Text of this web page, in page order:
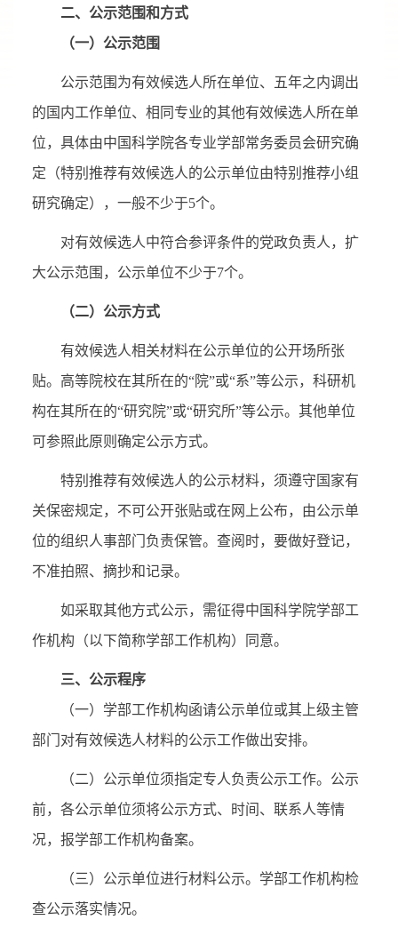
二、公示范围和方式
（一）公示范围
公示范围为有效候选人所在单位、五年之内调出
的国内工作单位、相同专业的其他有效候选人所在单
位，具体由中国科学院各专业学部常务委员会研究确
定（特别推荐有效候选人的公示单位由特别推荐小组
研究确定），一般不少于5个。
对有效候选人中符合参评条件的党政负责人，扩
大公示范围，公示单位不少于7个。
（二）公示方式
有效候选人相关材料在公示单位的公开场所张
贴。高等院校在其所在的“院”或“系”等公示，科研机
构在其所在的“研究院”或“研究所”等公示。其他单位
可参照此原则确定公示方式。
特别推荐有效候选人的公示材料，须遵守国家有
关保密规定，不可公开张贴或在网上公布，由公示单
位的组织人事部门负责保管。查阅时，要做好登记，
不准拍照、摘抄和记录。
如采取其他方式公示，需征得中国科学院学部工
作机构（以下简称学部工作机构）同意。
三、公示程序
（一）学部工作机构函请公示单位或其上级主管
部门对有效候选人材料的公示工作做出安排。
（二）公示单位须指定专人负责公示工作。公示
前，各公示单位须将公示方式、时间、联系人等情
况，报学部工作机构备案。
（三）公示单位进行材料公示。学部工作机构检
查公示落实情况。